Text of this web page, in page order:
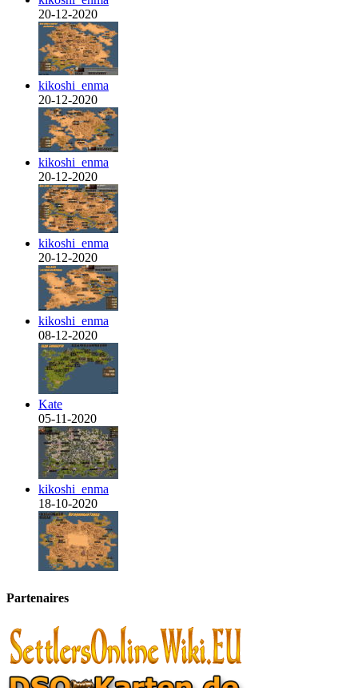
20-12-2020
kikoshi_enma
20-12-2020
kikoshi_enma
20-12-2020
kikoshi_enma
20-12-2020
kikoshi_enma
08-12-2020
Kate
05-11-2020
kikoshi_enma
18-10-2020
Partenaires